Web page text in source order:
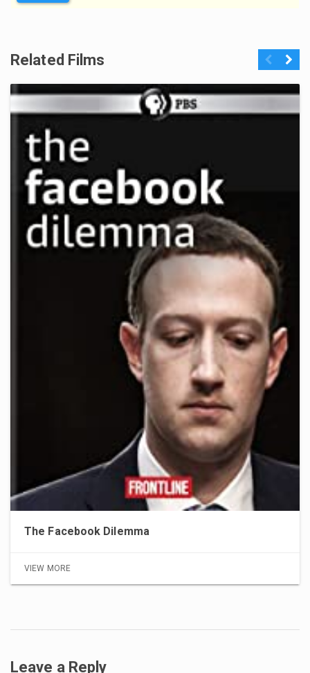
Related Films Previous
The Facebook Dilemma
VIEW MORE
Next
Leave a Reply